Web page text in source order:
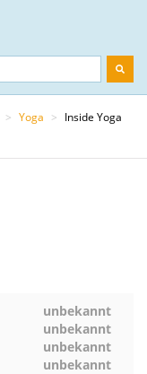
> Yoga > Inside Yoga
unbekannt
unbekannt
unbekannt
unbekannt